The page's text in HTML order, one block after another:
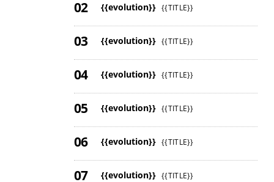
{{evolution}} {{TITLE}}
{{evolution}} {{TITLE}}
{{evolution}} {{TITLE}}
{{evolution}} {{TITLE}}
{{evolution}} {{TITLE}}
{{evolution}} {{TITLE}}